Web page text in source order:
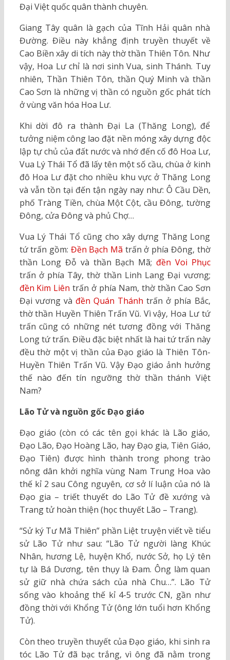
Đại Việt quốc quân thành chuyên.
Giang Tây quân là gạch của Tĩnh Hải quân nhà
Đường. Điều này khẳng định truyền thuyết về
Cao Biền xây di tích này thờ thần Thiên Tôn. Như
vậy, Hoa Lư chỉ là nơi sinh Vua, sinh Thánh. Tuy
nhiên, Thần Thiên Tôn, thần Quý Minh và thần
Cao Sơn là những vị thần có nguồn gốc phát tích
ở vùng văn hóa Hoa Lư.
Khi dời đô ra thành Đại La (Thăng Long), để
tưởng niệm công lao đặt nền móng xây dựng độc
lập tự chủ của đất nước và nhớ đến cố đô Hoa Lư,
Vua Lý Thái Tổ đã lấy tên một số cầu, chùa ở kinh
đô Hoa Lư đặt cho nhiều khu vực ở Thăng Long
và vẫn tồn tại đến tận ngày nay như: Ô Cầu Dền,
phố Tràng Tiền, chùa Một Cột, cầu Đông, tường
Đông, cửa Đông và phủ Chợ…
Vua Lý Thái Tổ cũng cho xây dựng Thăng Long
tứ trấn gồm: Đền Bạch Mã trấn ở phía Đông, thờ
thần Long Đỗ và thần Bạch Mã; đền Voi Phục
trấn ở phía Tây, thờ thần Linh Lang Đại vương;
đền Kim Liên trấn ở phía Nam, thờ thần Cao Sơn
Đại vương và đền Quán Thánh trấn ở phía Bắc,
thờ thần Huyền Thiên Trấn Vũ. Vì vậy, Hoa Lư tứ
trấn cũng có những nét tương đồng với Thăng
Long tứ trấn. Điều đặc biệt nhất là hai tứ trấn này
đều thờ một vị thần của Đạo giáo là Thiên Tôn-
Huyền Thiên Trấn Vũ. Vậy Đạo giáo ảnh hưởng
thế nào đến tín ngưỡng thờ thần thánh Việt
Nam?
Lão Tử và nguồn gốc Đạo giáo
Đạo giáo (còn có các tên gọi khác là Lão giáo,
Đạo Lão, Đạo Hoàng Lão, hay Đạo gia, Tiên Giáo,
Đạo Tiên) được hình thành trong phong trào
nông dân khởi nghĩa vùng Nam Trung Hoa vào
thế kỉ 2 sau Công nguyên, cơ sở lí luận của nó là
Đạo gia – triết thuyết do Lão Tử đề xướng và
Trang tử hoàn thiện (học thuyết Lão – Trang).
“Sử ký Tư Mã Thiên” phần Liệt truyện viết về tiểu
sử Lão Tử như sau: “Lão Tử người làng Khúc
Nhân, hương Lệ, huyện Khổ, nước Sở, họ Lý tên
tự là Bá Dương, tên thụy là Đam. Ông làm quan
sử giữ nhà chứa sách của nhà Chu…”. Lão Tử
sống vào khoảng thế kỉ 4-5 trước CN, gần như
đồng thời với Khổng Tử (ông lớn tuổi hơn Khổng
Tử).
Còn theo truyền thuyết của Đạo giáo, khi sinh ra
tóc Lão Tử đã bạc trắng, vì ông đã nằm trong